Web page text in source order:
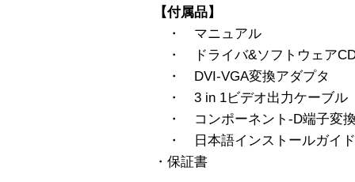
【付属品】
・ マニュアル
・ ドライバ&ソフトウェア
・ DVI-VGA変換アダプタ
・ 3 in 1ビデオ出力ケーブル
・ コンポーネント-D端子変
・ 日本語インストールガイド
・保証書